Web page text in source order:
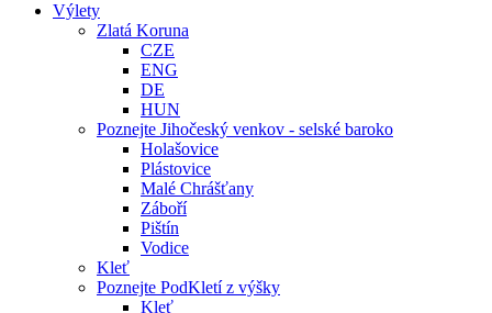
Výlety
Zlatá Koruna
CZE
ENG
DE
HUN
Poznejte Jihočeský venkov - selské baroko
Holašovice
Plástovice
Malé Chrášťany
Záboří
Pištín
Vodice
Kleť
Poznejte PodKletí z výšky
Kleť